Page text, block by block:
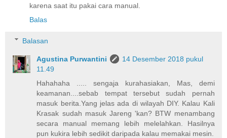
karena saat itu pakai cara manual.
Balas
Balasan
Agustina Purwantini
14 Desember 2018 pukul
11.49
Hahahaha ..... sengaja kurahasiakan, Mas, demi
keamanan....sebab tempat tersebut sudah pernah
masuk berita.Yang jelas ada di wilayah DIY. Kalau Kali
Krasak sudah masuk Jareng 'kan? BTW menambang
secara manual memang lebih melelahkan. Hasilnya
pun kukira lebih sedikit daripada kalau memakai mesin.